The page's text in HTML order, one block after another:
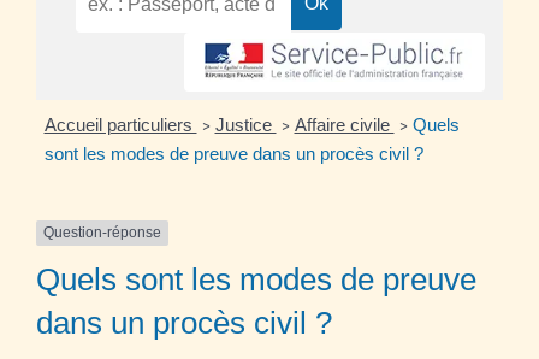
Accueil particuliers > Justice > Affaire civile > Quels
sont les modes de preuve dans un procès civil ?
Question-réponse
Quels sont les modes de preuve
dans un procès civil ?